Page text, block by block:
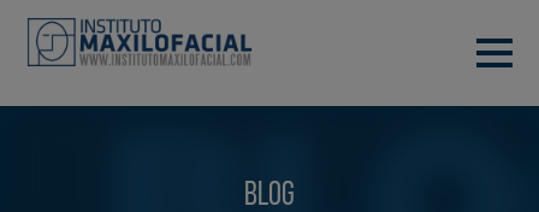
Blog